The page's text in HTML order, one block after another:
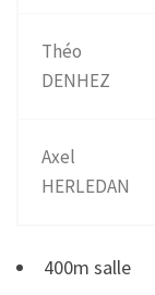
Théo
DENHEZ
Axel
HERLEDAN
400m salle